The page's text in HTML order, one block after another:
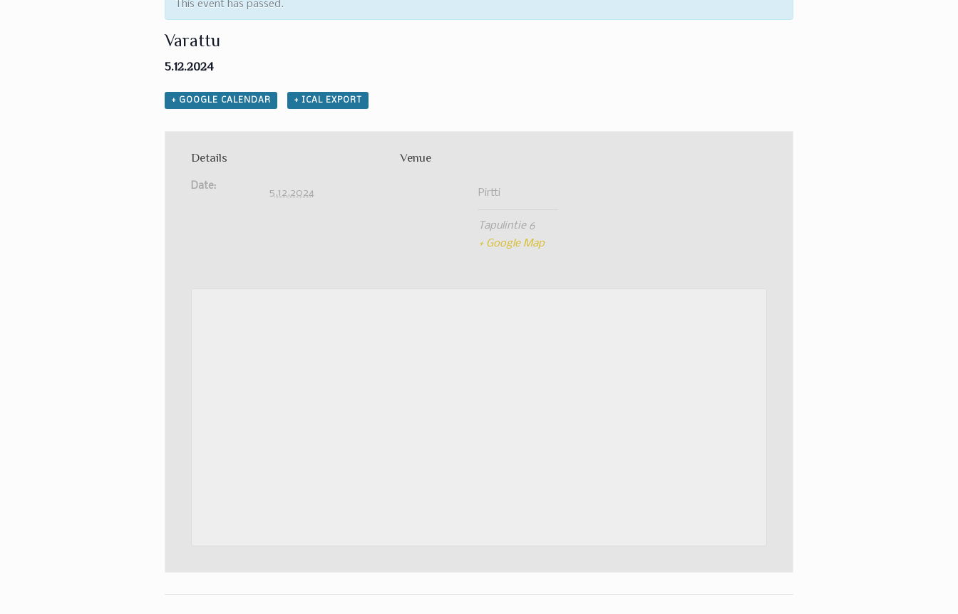
This event has passed.
Varattu
5.12.2024
+ GOOGLE CALENDAR + ICAL EXPORT
Details
Date:
5.12.2024
Venue
Pirtti
Tapulintie 6
+ Google Map